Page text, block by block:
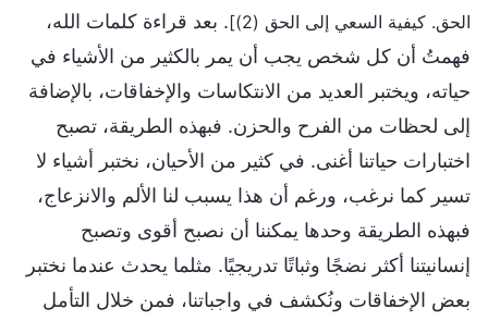
الحق. كيفية السعي إلى الحق (2)]
. بعد قراءة كلمات الله،
فهمتُ أن كل شخص يجب أن يمر بالكثير من الأشياء في
حياته، ويختبر العديد من الانتكاسات والإخفاقات، بالإضافة
إلى لحظات من الفرح والحزن. فبهذه الطريقة، تصبح
اختبارات حياتنا أغنى. في كثير من الأحيان، نختبر أشياء لا
تسير كما نرغب، ورغم أن هذا يسبب لنا الألم والانزعاج،
فبهذه الطريقة وحدها يمكننا أن نصبح أقوى وتصبح
إنسانيتنا أكثر نضجًا وثباتًا تدريجيًا. مثلما يحدث عندما نختبر
بعض الإخفاقات ونُكشف في واجباتنا، فمن خلال التأمل